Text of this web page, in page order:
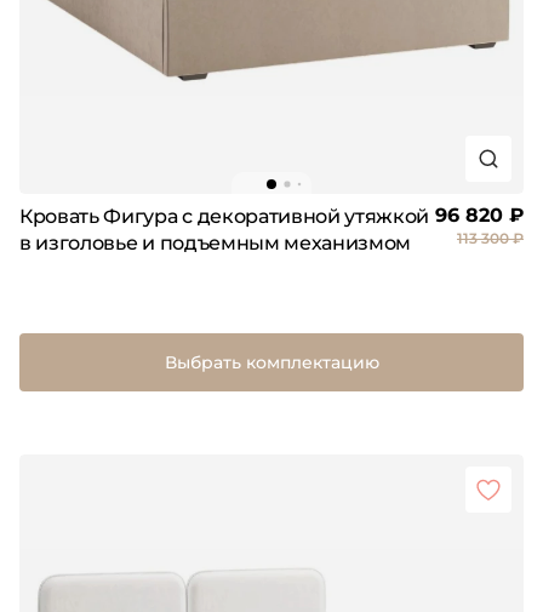
Кровать Фигура с декоративной утяжкой
в изголовье и подъемным механизмом
96 820 ₽
113 300 ₽
Выбрать комплектацию